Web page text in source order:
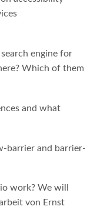
engine for
Which of them
and what
barrier and barrier-
work? We will
von Ernst